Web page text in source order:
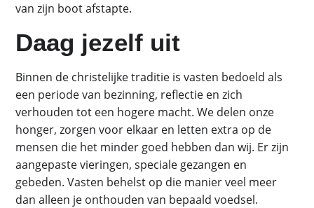
van zijn boot afstapte.
Daag jezelf uit
Binnen de christelijke traditie is vasten bedoeld als
een periode van bezinning, reflectie en zich
verhouden tot een hogere macht. We delen onze
honger, zorgen voor elkaar en letten extra op de
mensen die het minder goed hebben dan wij. Er zijn
aangepaste vieringen, speciale gezangen en
gebeden. Vasten behelst op die manier veel meer
dan alleen je onthouden van bepaald voedsel.